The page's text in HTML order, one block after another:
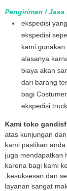
Pengiriman / Jasa
ekspedisi
ekspedisi
kami gunakan
alasanya
biaya akan
dari barang
bagi
ekspedisi
Kami toko
atas kunjungan
kami pastikan
juga mendapatkan
karena bagi kami
,kesuksesan dan
layanan sangat